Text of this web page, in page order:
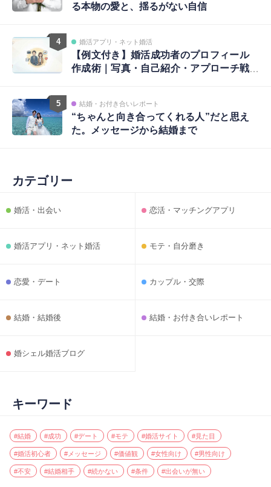
る本物の愛と、揺るがない自信
4 婚活アプリ・ネット婚活
【例文付き】婚活成功者のプロフィール
作成術｜写真・自己紹介・アプローチ戦
5 結婚・お付き合いレポート
“ちゃんと向き合ってくれる人”だと思え
た。メッセージから結婚まで
カテゴリー
婚活・出会い 恋活・マッチングアプリ
婚活アプリ・ネット婚活 モテ・自分磨き
恋愛・デート カップル・交際
結婚・結婚後 結婚・お付き合いレポート
婚シェル婚活ブログ
キーワード
#結婚 #成功 #デート #モテ #婚活サイト #見た目
#婚活初心者 #メッセージ #価値観 #女性向け #男性向け
#不安 #結婚相手 #続かない #条件 #出会いが無い